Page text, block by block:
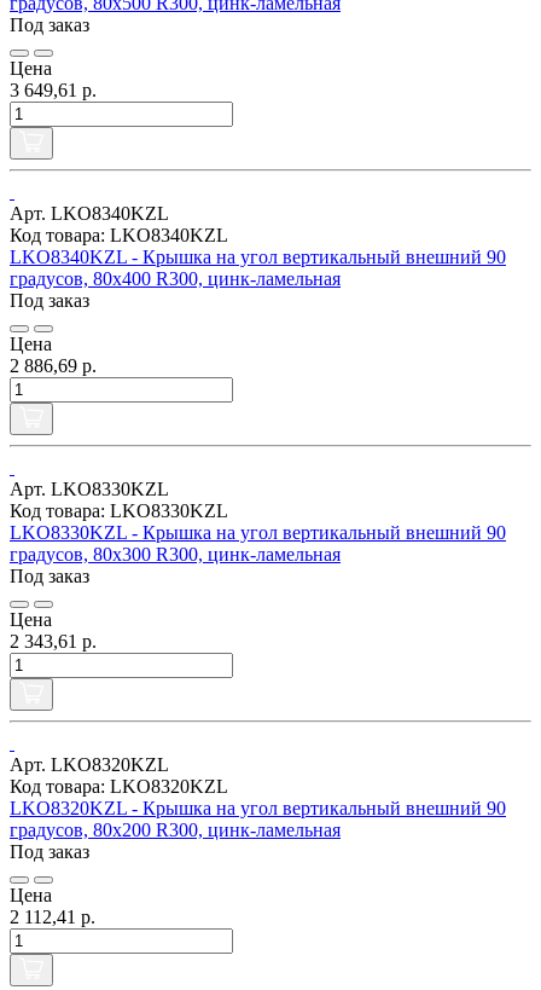
Под заказ
Цена
3 649,61 р.
Арт. LKO8340KZL
Код товара: LKO8340KZL
LKO8340KZL - Крышка на угол вертикальный внешний 90
градусов, 80х400 R300, цинк-ламельная
Под заказ
Цена
2 886,69 р.
Арт. LKO8330KZL
Код товара: LKO8330KZL
LKO8330KZL - Крышка на угол вертикальный внешний 90
градусов, 80х300 R300, цинк-ламельная
Под заказ
Цена
2 343,61 р.
Арт. LKO8320KZL
Код товара: LKO8320KZL
LKO8320KZL - Крышка на угол вертикальный внешний 90
градусов, 80х200 R300, цинк-ламельная
Под заказ
Цена
2 112,41 р.